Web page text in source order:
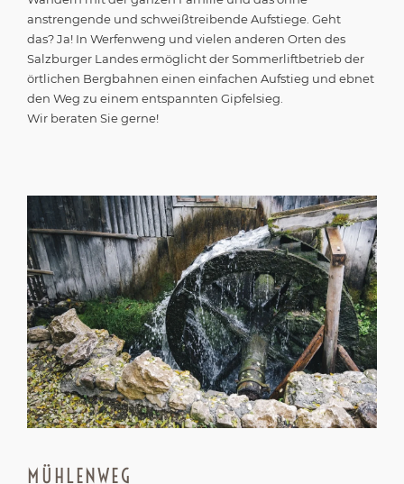
das? Ja! In Werfenweng und vielen anderen Orten des
Salzburger Landes ermöglicht der Sommerliftbetrieb der
örtlichen Bergbahnen einen einfachen Aufstieg und ebnet
den Weg zu einem entspannten Gipfelsieg.
Wir beraten Sie gerne!